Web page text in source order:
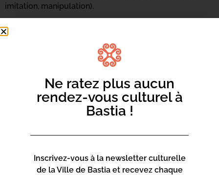
imitation, manipulation).
Renseignements et inscriptions au 04 95 47 47 16 ou
mail ici.
Ne ratez plus aucun
rendez-vous culturel à
Bastia !
Inscrivez-vous à la newsletter culturelle
de la Ville de Bastia et recevez chaque